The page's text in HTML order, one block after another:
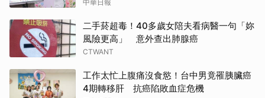
中華日報
二手菸超毒！40多歲女陪夫看病醫一句「妳
風險更高」 意外查出肺腺癌
CTWANT
工作太忙上腹痛沒食慾！台中男竟罹胰臟癌
4期轉移肝 抗癌陷敗血症危機